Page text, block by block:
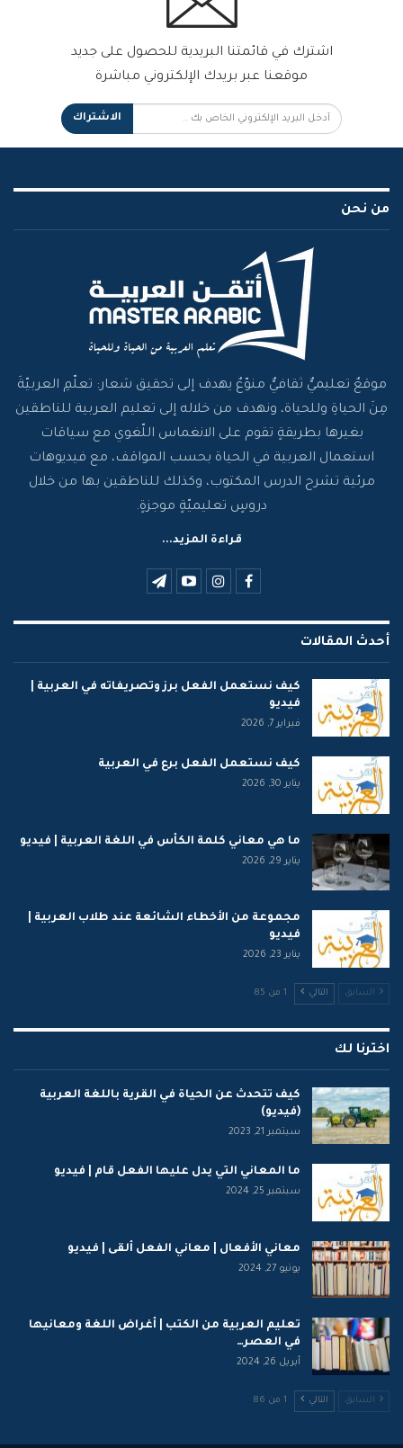
اشترك في قائمتنا البريدية للحصول على جديد
موقعنا عبر بريدك الإلكتروني مباشرة
الاشتراك
من نحن
موقعٌ تعليميٌّ ثقافيٌّ منوّعٌ يهدف إلى تحقيق شعار: تعلّمِ العربيّةَ
مِنَ الحياةِ وللحياة، ونهدف من خلاله إلى تعليم العربية للناطقين
بغيرها بطريقةٍ تقوم على الانغماس اللّغوي مع سياقات
استعمال العربية في الحياة بحسب المواقف، مع فيديوهات
مرئية تشرح الدرس المكتوب، وكذلك للناطقين بها من خلال
دروسٍ تعليميّةٍ موجزةٍ.
قراءة المزيد...
أحدث المقالات
كيف نستعمل الفعل برز وتصريفاته في العربية |
فيديو
فبراير 7, 2026
كيف نستعمل الفعل برع في العربية
يناير 30, 2026
ما هي معاني كلمة الكأس في اللغة العربية | فيديو
يناير 29, 2026
مجموعة من الأخطاء الشائعة عند طلاب العربية |
فيديو
يناير 23, 2026
السابق التالي 1 من 85
اخترنا لك
كيف تتحدث عن الحياة في القرية باللغة العربية
(فيديو)
سبتمبر 21, 2023
ما المعاني التي يدل عليها الفعل قام | فيديو
سبتمبر 25, 2024
معاني الأفعال | معاني الفعل ألقى | فيديو
يونيو 27, 2024
تعليم العربية من الكتب | أغراض اللغة ومعانيها
في العصر…
أبريل 26, 2024
السابق التالي 1 من 86